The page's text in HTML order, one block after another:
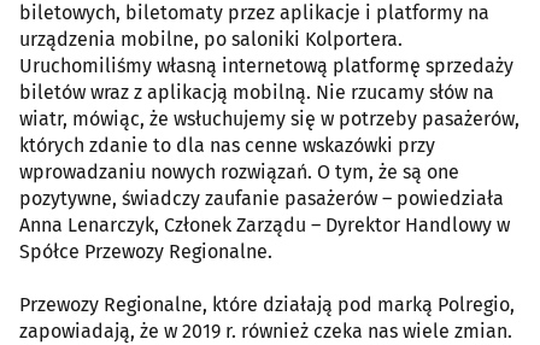
biletowych, biletomaty przez aplikacje i platformy na
urządzenia mobilne, po saloniki Kolportera.
Uruchomiliśmy własną internetową platformę sprzedaży
biletów wraz z aplikacją mobilną. Nie rzucamy słów na
wiatr, mówiąc, że wsłuchujemy się w potrzeby pasażerów,
których zdanie to dla nas cenne wskazówki przy
wprowadzaniu nowych rozwiązań. O tym, że są one
pozytywne, świadczy zaufanie pasażerów – powiedziała
Anna Lenarczyk, Członek Zarządu – Dyrektor Handlowy w
Spółce Przewozy Regionalne.
Przewozy Regionalne, które działają pod marką Polregio,
zapowiadają, że w 2019 r. również czeka nas wiele zmian.